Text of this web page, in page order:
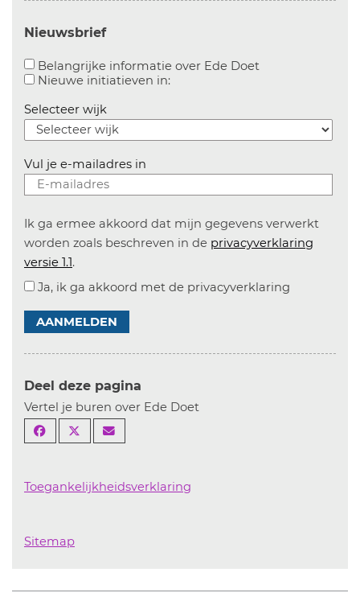
Nieuwsbrief
Belangrijke informatie over Ede Doet
Nieuwe initiatieven in:Aanvinken om informatie over
Selecteer wijk
Vul je e-mailadres in
Ik ga ermee akkoord dat mijn gegevens verwerkt
worden zoals beschreven in de privacyverklaring
versie 1.1.
Ja, ik ga akkoord met de privacyverklaring
AANMELDEN
Deel deze pagina
Vertel je buren over Ede Doet
Toegankelijkheidsverklaring
Sitemap